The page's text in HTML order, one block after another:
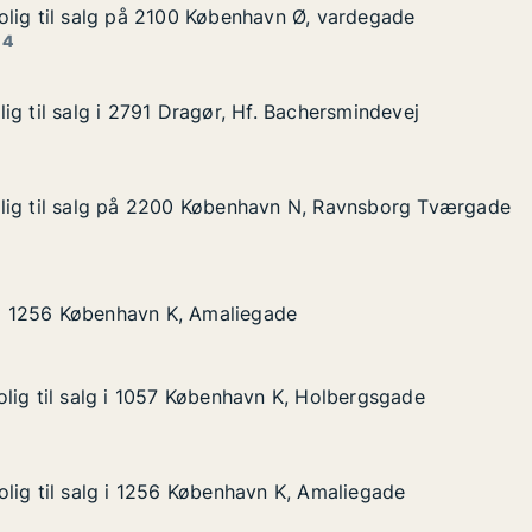
Ø, vardegade
2100 København Ø, vardegade
til salg på 2100 København Ø, vardegade
til salg på 2100 København Ø, vardegade
Dragør, Hf. Bachersmindevej
til salg i 2791 Dragør, Hf. Bachersmindevej
til salg i 2791 Dragør, Hf. Bachersmindevej
N, Ravnsborg Tværgade
2200 København N, Ravnsborg Tværgade
til salg på 2200 København N, Ravnsborg Tværgade
til salg på 2200 København N, Ravnsborg Tværgade
K, Amaliegade
København K, Amaliegade
København K, Amaliegade
Holbergsgade
1057 København K, Holbergsgade
til salg i 1057 København K, Holbergsgade
til salg i 1057 København K, Holbergsgade
K, Amaliegade
1256 København K, Amaliegade
til salg i 1256 København K, Amaliegade
til salg i 1256 København K, Amaliegade